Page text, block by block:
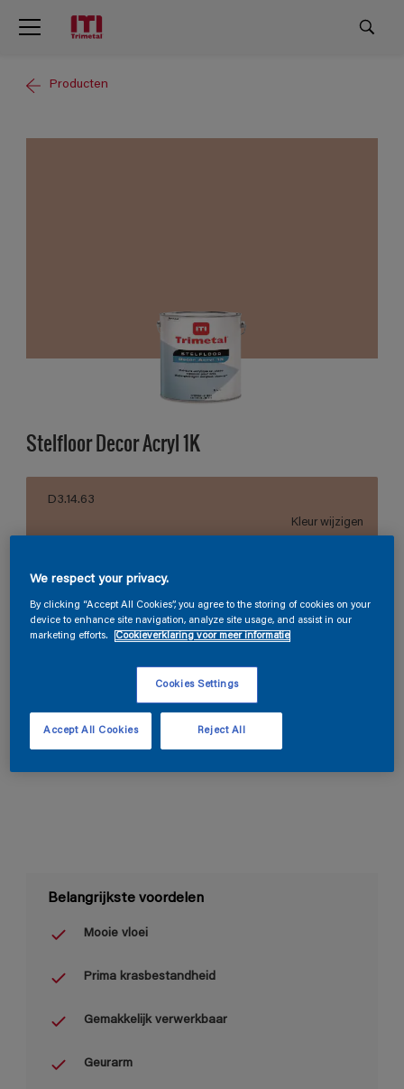
Producten
Stelfloor Decor Acryl 1K
D3.14.63
Kleur wijzigen
1 L 5 L
Vind een winkel
Belangrijkste voordelen
Mooie vloei
Prima krasbestandheid
Gemakkelijk verwerkbaar
Geurarm
We respect your privacy.
By clicking “Accept All Cookies”, you agree to the storing of cookies on your
device to enhance site navigation, analyze site usage, and assist in our
marketing efforts.
Cookieverklaring voor meer informatie
Cookies Settings
Reject All
Accept All Cookies